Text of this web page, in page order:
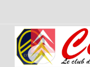
content